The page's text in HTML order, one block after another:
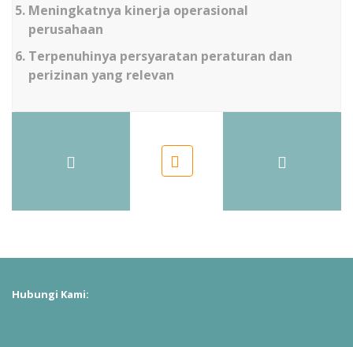
Meningkatnya kinerja operasional
perusahaan
Terpenuhinya persyaratan peraturan dan
perizinan yang relevan
Hubungi Kami: